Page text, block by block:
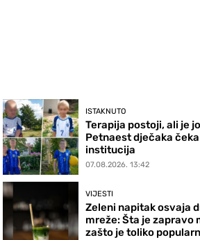
ISTAKNUTO
Terapija postoji, ali je
Petnaest dječaka
institucija
07.08.2026. 13:42
VIJESTI
Zeleni napitak osvaja
mreže: Šta je zapravo
zašto je toliko